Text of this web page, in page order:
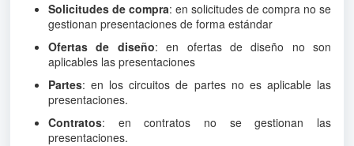
Solicitudes de compra: en solicitudes de compra no se
gestionan presentaciones de forma estándar
Ofertas de diseño: en ofertas de diseño no son
aplicables las presentaciones
Partes: en los circuitos de partes no es aplicable las
presentaciones.
Contratos: en contratos no se gestionan las
presentaciones.